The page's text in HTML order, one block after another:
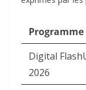
Programme
Digital
2026